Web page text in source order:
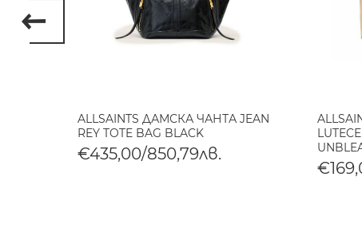
ALLSAINTS ДАМСКА ЧАНТА JEAN
REY TOTE BAG BLACK
€435,00/850,79лв.